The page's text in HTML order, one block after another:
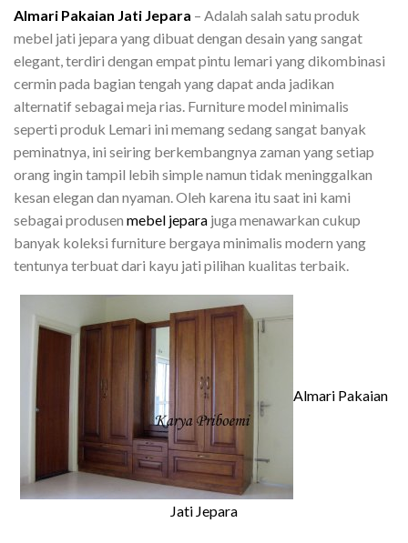
Almari Pakaian Jati Jepara – Adalah salah satu produk
mebel jati jepara yang dibuat dengan desain yang sangat
elegant, terdiri dengan empat pintu lemari yang dikombinasi
cermin pada bagian tengah yang dapat anda jadikan
alternatif sebagai meja rias. Furniture model minimalis
seperti produk Lemari ini memang sedang sangat banyak
peminatnya, ini seiring berkembangnya zaman yang setiap
orang ingin tampil lebih simple namun tidak meninggalkan
kesan elegan dan nyaman. Oleh karena itu saat ini kami
sebagai produsen mebel jepara juga menawarkan cukup
banyak koleksi furniture bergaya minimalis modern yang
tentunya terbuat dari kayu jati pilihan kualitas terbaik.
Almari Pakaian
Jati Jepara